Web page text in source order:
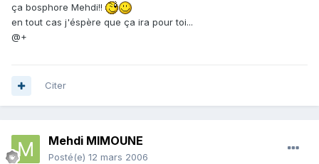
ça bosphore Mehdi!!
en tout cas j'éspère que ça ira pour toi...
@+
Citer
Mehdi MIMOUNE
Posté(e) 12 mars 2006